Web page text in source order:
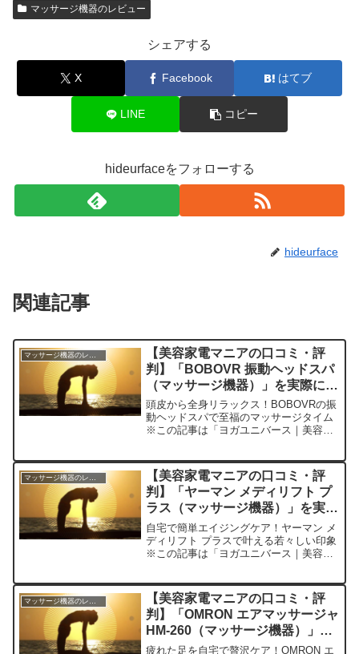
マッサージ機器のレビュー
シェアする
X Facebook はてブ
LINE コピー
hideurfaceをフォローする
hideurface
関連記事
【美容家電マニアの口コミ・評
判】「BOBOVR 振動ヘッドスパ
（マッサージ機器）」を実際に使
ってみた正直感想
頭皮から全身リラックス！BOBOVRの振
動ヘッドスパで至福のマッサージタイム
※この記事は「ヨガユニバース｜美容家
日、編集部が紹介したいのが「BOBOVR
振動ヘッドスパ...
マッサージ機器のレビュー
【美容家電マニアの口コミ・評
判】「ヤーマン メディリフト プ
ラス（マッサージ機器）」を実際
に使ってみた正直感想
自宅で簡単エイジングケア！ヤーマン メ
ディリフト プラスで叶える若々しい印象
※この記事は「ヨガユニバース｜美容家
日、編集部が紹介したいのが「ヤーマン
メディリフト プラ...
【美容家電マニアの口コミ・評
判】「OMRON エアマッサージャ
HM-260（マッサージ機器）」を
実際に使ってみた正直感想
疲れた足を自宅で贅沢ケア！OMRON エ